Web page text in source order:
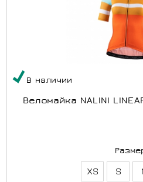
В наличии
Веломайка NALINI
XS S